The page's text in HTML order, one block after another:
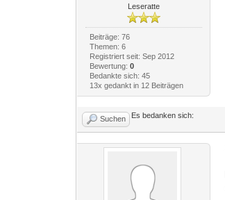
Leseratte
Beiträge: 76
Themen: 6
Registriert seit: Sep 2012
Bewertung: 0
Bedankte sich: 45
13x gedankt in 12 Beiträgen
Suchen Es bedanken sich: